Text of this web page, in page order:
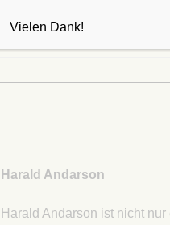
Harald Andarson
Harald Andarson ist nicht nur
Vielen Dank!